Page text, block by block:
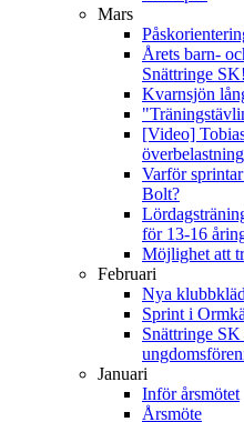
Mars
Årets barn-
Snättringe SK!
Kvarnsjön
[Video]
Varför
Bolt?
för 13-16
Möjlighet att
Februari
Nya
Sprint i
Snättringe
Januari
Inför årsmötet
Årsmöte